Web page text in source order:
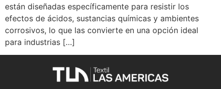
están diseñadas específicamente para resistir los
efectos de ácidos, sustancias químicas y ambientes
corrosivos, lo que las convierte en una opción ideal
para industrias […]